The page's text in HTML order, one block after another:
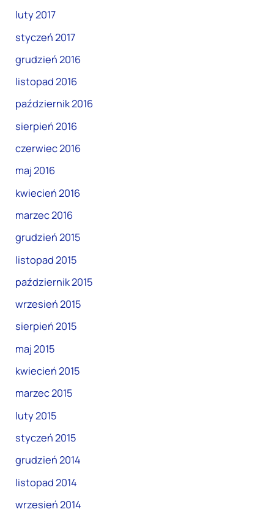
luty 2017
styczeń 2017
grudzień 2016
listopad 2016
październik 2016
sierpień 2016
czerwiec 2016
maj 2016
kwiecień 2016
marzec 2016
grudzień 2015
listopad 2015
październik 2015
wrzesień 2015
sierpień 2015
maj 2015
kwiecień 2015
marzec 2015
luty 2015
styczeń 2015
grudzień 2014
listopad 2014
wrzesień 2014